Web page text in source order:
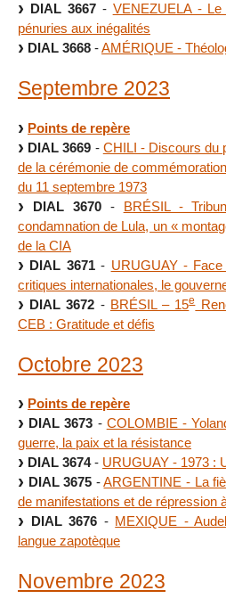
DIAL 3667- VENEZUELA -
pénuries aux inégalités
DIAL 3668 -AMÉRIQUE -
Septembre 2023
Points de repère
DIAL 3669 - CHILI - Discours du
de la cérémonie de
du 11 septembre 1973
DIAL 3670- BRÉSIL -
condamnation de Lula, un «
de la CIA
DIAL 3671- URUGUAY -
critiques internationales, le
DIAL 3672 - BRÉSIL – 15e
CEB : Gratitude et défis
Octobre 2023
Points de repère
DIAL 3673 - COLOMBIE -
guerre, la paix et la résistance
DIAL 3674- URUGUAY - 1973 :
DIAL 3675 -ARGENTINE - La
de manifestations et de répression
DIAL 3676 - MEXIQUE -
langue zapotèque
Novembre 2023